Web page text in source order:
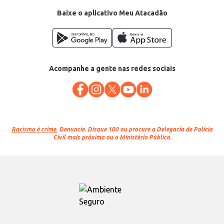
Baixe o aplicativo Meu Atacadão
Acompanhe a gente nas redes sociais
Racismo é crime. Denuncie. Disque 100 ou procure a Delegacia de Polícia
Civil mais próxima ou o Ministério Público.